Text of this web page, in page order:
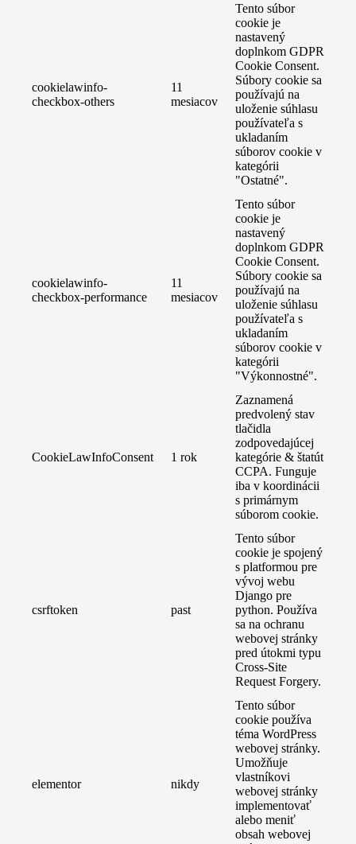
cookielawinfo-
checkbox-others
11
mesiacov
Tento súbor
cookie je
nastavený
doplnkom GDPR
Cookie Consent.
Súbory cookie sa
používajú na
uloženie súhlasu
používateľa s
ukladaním
súborov cookie v
kategórii
"Ostatné".
cookielawinfo-
checkbox-performance
11
mesiacov
Tento súbor
cookie je
nastavený
doplnkom GDPR
Cookie Consent.
Súbory cookie sa
používajú na
uloženie súhlasu
používateľa s
ukladaním
súborov cookie v
kategórii
"Výkonnostné".
CookieLawInfoConsent 1 rok
Zaznamená
predvolený stav
tlačidla
zodpovedajúcej
kategórie & štatút
CCPA. Funguje
iba v koordinácii
s primárnym
súborom cookie.
csrftoken past
Tento súbor
cookie je spojený
s platformou pre
vývoj webu
Django pre
python. Používa
sa na ochranu
webovej stránky
pred útokmi typu
Cross-Site
Request Forgery.
elementor nikdy
Tento súbor
cookie používa
téma WordPress
webovej stránky.
Umožňuje
vlastníkovi
webovej stránky
implementovať
alebo meniť
obsah webovej